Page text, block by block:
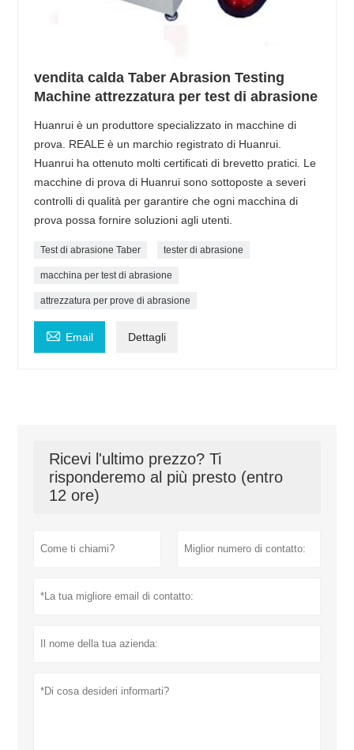
vendita calda Taber Abrasion Testing
Machine attrezzatura per test di abrasione
Huanrui è un produttore specializzato in macchine di
prova. REALE è un marchio registrato di Huanrui.
Huanrui ha ottenuto molti certificati di brevetto pratici. Le
macchine di prova di Huanrui sono sottoposte a severi
controlli di qualità per garantire che ogni macchina di
prova possa fornire soluzioni agli utenti.
Test di abrasione Taber tester di abrasione
macchina per test di abrasione
attrezzatura per prove di abrasione
 Email Dettagli
Ricevi l'ultimo prezzo? Ti
risponderemo al più presto (entro
12 ore)